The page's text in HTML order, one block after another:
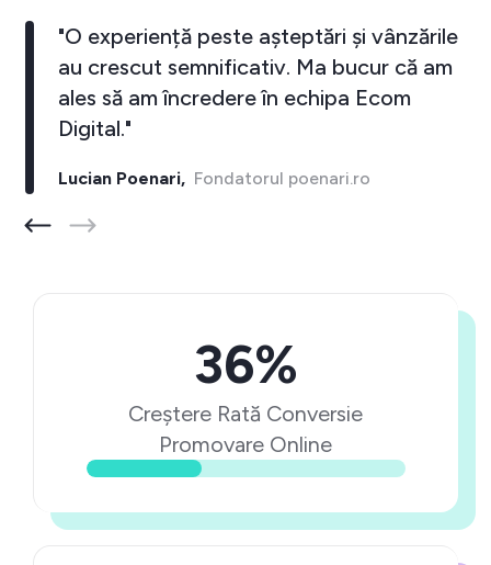
"O experiență peste așteptări și vânzările
au crescut semnificativ. Ma bucur că am
ales să am încredere în echipa Ecom
Digital."
Lucian Poenari,Fondatorul poenari.ro
36%
Creștere Rată Conversie
Promovare Online